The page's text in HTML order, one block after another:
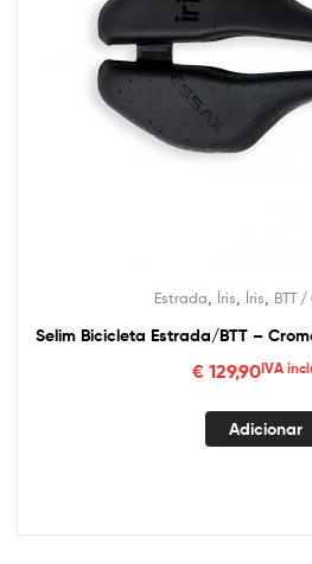
Estrada Íris Íris BTT
Selim Bicicleta Estrada/BTT –
€129,90IVA
Adicionar